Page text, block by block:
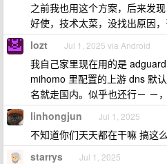
之前我也用这个方案，后来发
好使，技术太菜，没找出原因，
lozt Jul 1, 2025 via Android
我自己家里现在用的是
mihomo 里配置的上游 dns 默
名就走国内。似乎也还行－ －
linhongjun Jul 1, 2025
不知道你们天天都在干嘛 搞这
starrys Jul 1, 2025